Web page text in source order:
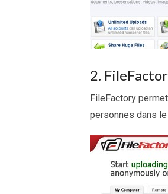
2.
FileFactory
personnes dans le